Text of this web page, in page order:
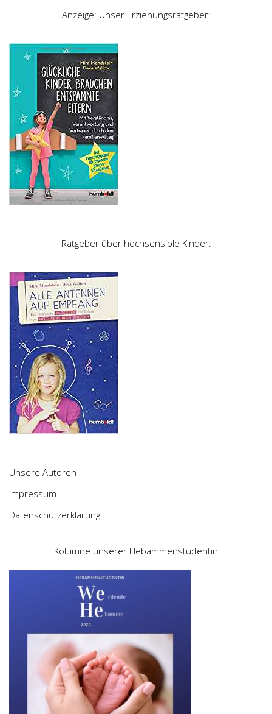
Anzeige: Unser Erziehungsratgeber:
Ratgeber über hochsensible Kinder:
Unsere Autoren
Impressum
Datenschutzerklärung
Kolumne unserer Hebammenstudentin